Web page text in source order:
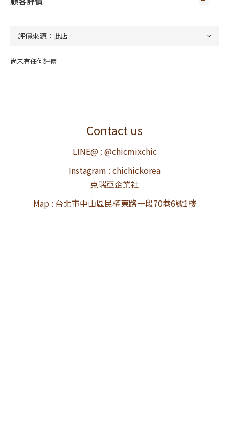
尚未有任何評價
Contact us
LINE@ : @chicmixchic
Instagram : chichickorea
克瑞亞企業社
Map : 台北市中山區民權東路一段70巷6號1樓